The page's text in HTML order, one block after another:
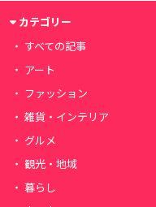
カテゴリー
すべての記事
アート
ファッション
雑貨・インテリア
グルメ
観光・地域
暮らし